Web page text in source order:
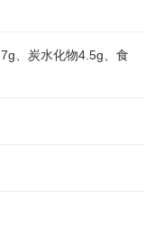
、炭水化物4.5g、食